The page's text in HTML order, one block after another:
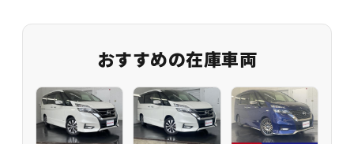
おすすめの在庫車両